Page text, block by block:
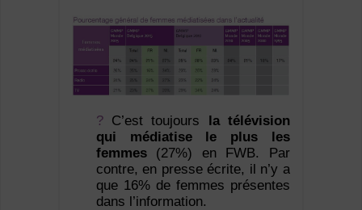
?C’est toujours la télévision
qui médiatise le plus les
femmes(27%) en FWB. Par
contre, en presse écrite, il n’y a
que 16% de femmes présentes
dans l’information.